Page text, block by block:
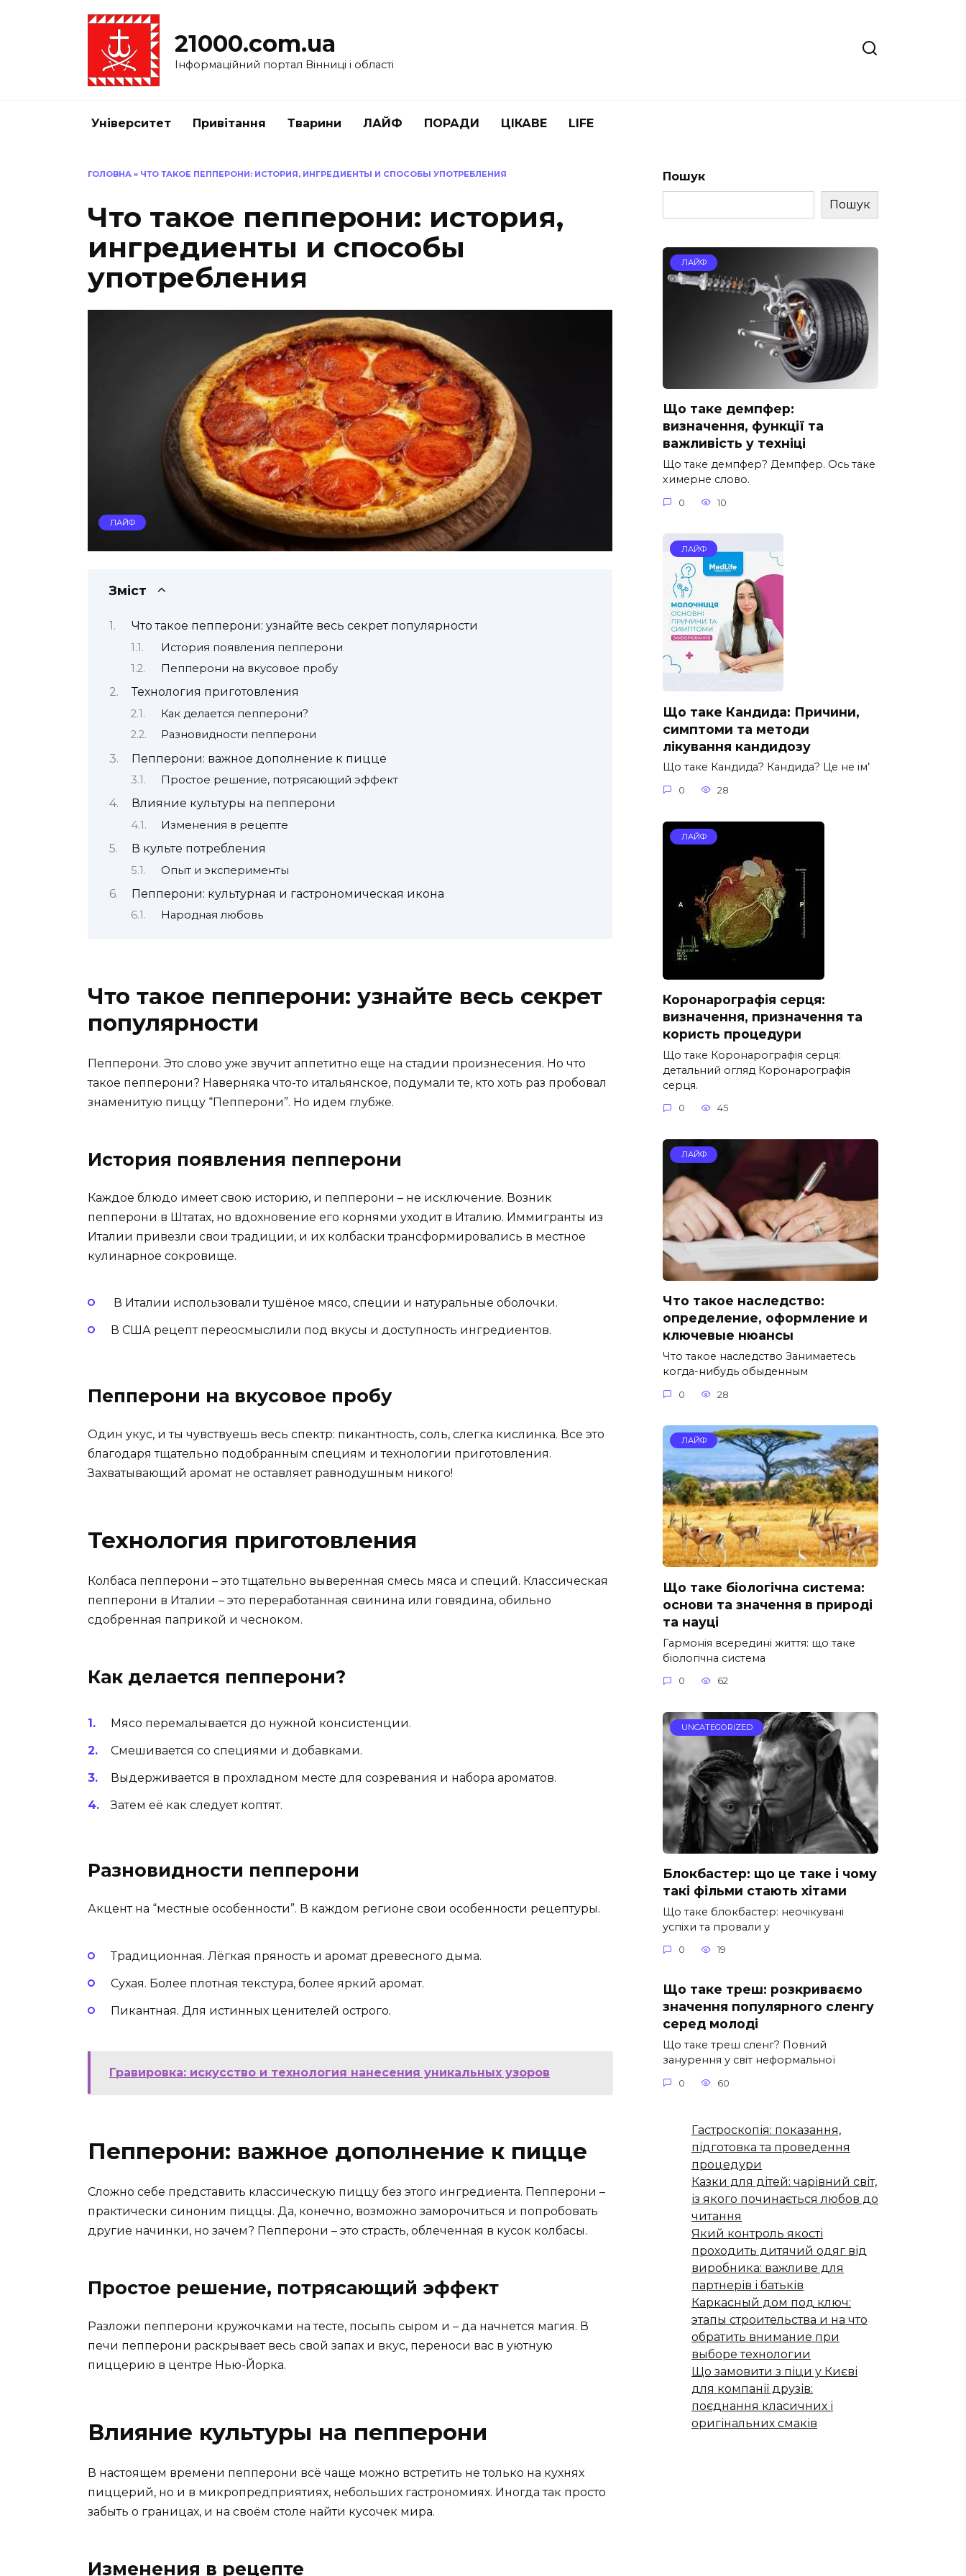
21000.com.ua
Інформаційний портал Вінниці і області
Університет Привітання Тварини ЛАЙФ ПОРАДИ ЦІКАВЕ LIFE
ГОЛОВНА » ЧТО ТАКОЕ ПЕППЕРОНИ: ИСТОРИЯ, ИНГРЕДИЕНТЫ И СПОСОБЫ УПОТРЕБЛЕНИЯ
Что такое пепперони: история,
ингредиенты и способы
употребления
ЛАЙФ
Зміст
Что такое пепперони: узнайте весь секрет популярности
История появления пепперони
Пепперони на вкусовое пробу
Технология приготовления
Как делается пепперони?
Разновидности пепперони
Пепперони: важное дополнение к пицце
Простое решение, потрясающий эффект
Влияние культуры на пепперони
Изменения в рецепте
В культе потребления
Опыт и эксперименты
Пепперони: культурная и гастрономическая икона
Народная любовь
Что такое пепперони: узнайте весь секрет
популярности
Пепперони. Это слово уже звучит аппетитно еще на стадии произнесения. Но что
такое пепперони? Наверняка что-то итальянское, подумали те, кто хоть раз пробовал
знаменитую пиццу “Пепперони”. Но идем глубже.
История появления пепперони
Каждое блюдо имеет свою историю, и пепперони – не исключение. Возник
пепперони в Штатах, но вдохновение его корнями уходит в Италию. Иммигранты из
Италии привезли свои традиции, и их колбаски трансформировались в местное
кулинарное сокровище.
‍ В Италии использовали тушёное мясо, специи и натуральные оболочки.
В США рецепт переосмыслили под вкусы и доступность ингредиентов.
Пепперони на вкусовое пробу
Один укус, и ты чувствуешь весь спектр: пикантность, соль, слегка кислинка. Все это
благодаря тщательно подобранным специям и технологии приготовления.
Захватывающий аромат не оставляет равнодушным никого!
Технология приготовления
Колбаса пепперони – это тщательно выверенная смесь мяса и специй. Классическая
пепперони в Италии – это переработанная свинина или говядина, обильно
сдобренная паприкой и чесноком.
Как делается пепперони?
Мясо перемалывается до нужной консистенции.
Смешивается со специями и добавками.
Выдерживается в прохладном месте для созревания и набора ароматов.
Затем её как следует коптят.
Разновидности пепперони
Акцент на “местные особенности”. В каждом регионе свои особенности рецептуры.
Традиционная. Лёгкая пряность и аромат древесного дыма.
Сухая. Более плотная текстура, более яркий аромат.
Пикантная. Для истинных ценителей острого.
Гравировка: искусство и технология нанесения уникальных узоров
Пепперони: важное дополнение к пицце
Сложно себе представить классическую пиццу без этого ингредиента. Пепперони –
практически синоним пиццы. Да, конечно, возможно заморочиться и попробовать
другие начинки, но зачем? Пепперони – это страсть, облеченная в кусок колбасы.
Простое решение, потрясающий эффект
Разложи пепперони кружочками на тесте, посыпь сыром и – да начнется магия. В
печи пепперони раскрывает весь свой запах и вкус, переноси вас в уютную
пиццерию в центре Нью-Йорка.
Влияние культуры на пепперони
В настоящем времени пепперони всё чаще можно встретить не только на кухнях
пиццерий, но и в микропредприятиях, небольших гастрономиях. Иногда так просто
забыть о границах, и на своём столе найти кусочек мира.
Изменения в рецепте
Пошук
Пошук
ЛАЙФ
Що таке демпфер:
визначення, функції та
важливість у техніці
Що таке демпфер? Демпфер. Ось таке
химерне слово.
0 10
ЛАЙФ
Що таке Кандида: Причини,
симптоми та методи
лікування кандидозу
Що таке Кандида? Кандида? Це не ім’
0 28
ЛАЙФ
Коронарографія серця:
визначення, призначення та
користь процедури
Що таке Коронарографія серця:
детальний огляд Коронарографія
серця.
0 45
ЛАЙФ
Что такое наследство:
определение, оформление и
ключевые нюансы
Что такое наследство Занимаетесь
когда-нибудь обыденным
0 28
ЛАЙФ
Що таке біологічна система:
основи та значення в природі
та науці
Гармонія всередині життя: що таке
біологічна система
0 62
UNCATEGORIZED
Блокбастер: що це таке і чому
такі фільми стають хітами
Що таке блокбастер: неочікувані
успіхи та провали у
0 19
Що таке треш: розкриваємо
значення популярного сленгу
серед молоді
Що таке треш сленг? Повний
занурення у світ неформальної
0 60
Гастроскопія: показання,
підготовка та проведення
процедури
Казки для дітей: чарівний світ,
із якого починається любов до
читання
Який контроль якості
проходить дитячий одяг від
виробника: важливе для
партнерів і батьків
Каркасный дом под ключ:
этапы строительства и на что
обратить внимание при
выборе технологии
Що замовити з піци у Києві
для компанії друзів:
поєднання класичних і
оригінальних смаків